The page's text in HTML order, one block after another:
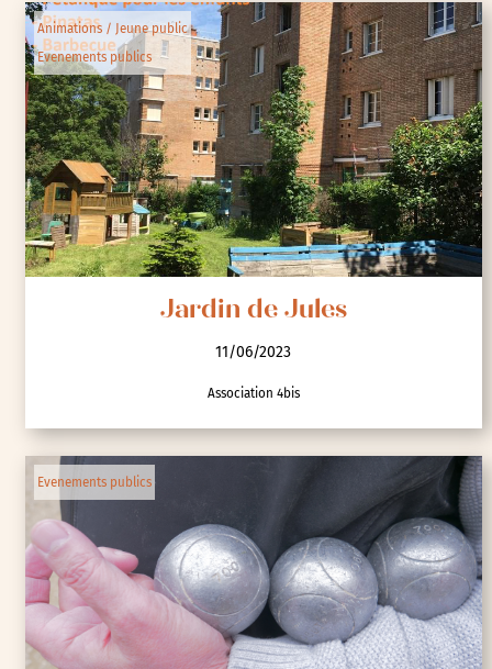
Animations / Jeune public
Evenements publics
Jardin de Jules
11/06/2023
Association 4bis
Evenements publics